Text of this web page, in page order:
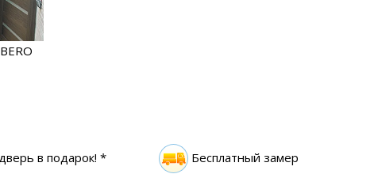
в подарок! *
Бесплатный замер